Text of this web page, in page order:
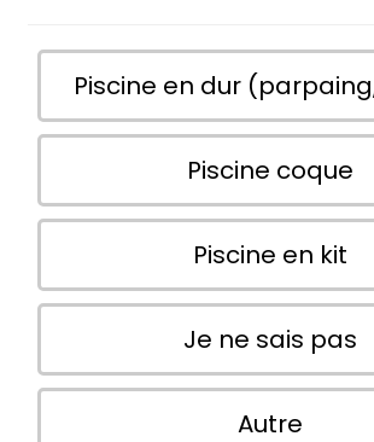
Piscine en dur
Piscine coque
Piscine en kit
Je ne sais pas
Autre